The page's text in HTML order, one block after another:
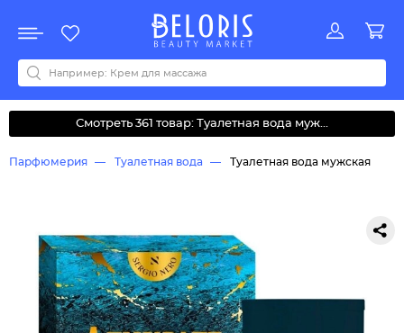
Акции
Все бренды
0-9ABCDEFGHIJKLMNOPQRSTUVWYZАБВДЗИМОКЛНПРСТУФ
Смотреть 361 товар: Туалетная вода муж...
Парфюмерия Туалетная вода Туалетная вода мужская